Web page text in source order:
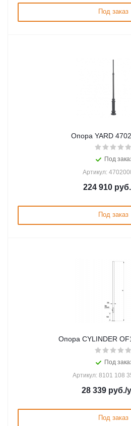
Под заказ
Опора YARD
Под
Артикул:
224 910 руб.
Под заказ
Опора СYLINDER
Под
Артикул: 8101 108
28 339 руб./
Под заказ